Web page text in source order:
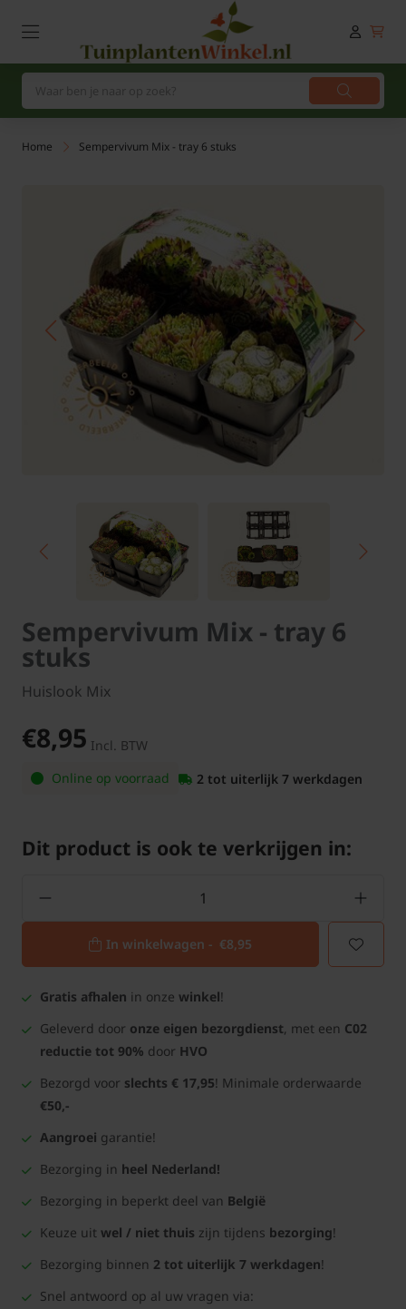
Home Sempervivum Mix - tray 6 stuks
Sempervivum Mix - tray 6
stuks
Huislook Mix
€8,95 Incl. BTW
Online op voorraad
2 tot uiterlijk 7 werkdagen
Dit product is ook te verkrijgen in:
In winkelwagen - €8,95
Gratis afhalen in onze winkel!
Geleverd door onze eigen bezorgdienst, met een C02
reductie tot 90% door HVO
Bezorgd voor slechts € 17,95! Minimale orderwaarde
€50,-
Aangroei garantie!
Bezorging in heel Nederland!
Bezorging in beperkt deel van België
Keuze uit wel / niet thuis zijn tijdens bezorging!
Bezorging binnen 2 tot uiterlijk 7 werkdagen!
Snel antwoord op al uw vragen via: